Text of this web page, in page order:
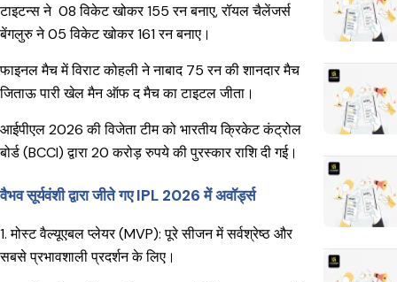
टाइटन्स ने 08 विकेट खोकर 155 रन बनाए, रॉयल चैलेंजर्स
बेंगलुरु ने 05 विकेट खोकर 161 रन बनाए।
फाइनल मैच में विराट कोहली ने नाबाद 75 रन की शानदार मैच
जिताऊ पारी खेल मैन ऑफ द मैच का टाइटल जीता।
आईपीएल 2026 की विजेता टीम को भारतीय क्रिकेट कंट्रोल
बोर्ड (BCCI) द्वारा 20 करोड़ रुपये की पुरस्कार राशि दी गई।
वैभव सूर्यवंशी द्वारा जीते गए IPL 2026 में अवॉर्ड्स
1. मोस्ट वैल्यूएबल प्लेयर (MVP): पूरे सीजन में सर्वश्रेष्ठ और
सबसे प्रभावशाली प्रदर्शन के लिए।